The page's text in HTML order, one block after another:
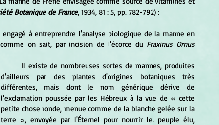
Botanique de France, 1934, 81 : 5, pp. 782-792) :
on sait, par incision de l'écorce du Fraxinus Ornus
d'ailleurs par des plantes d'origines botaniques très
différentes, mais dont le nom générique dérive de
l'exclamation poussée par les Hébreux à la vue de « cette
petite chose ronde, menue comme de la blanche gelée sur la
terre », envoyée par l'Éternel pour nourrir le. peuple élu,